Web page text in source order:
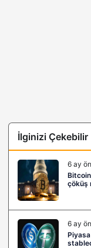
İlginizi Çekebilir
6 ay
çöküş
6 ay